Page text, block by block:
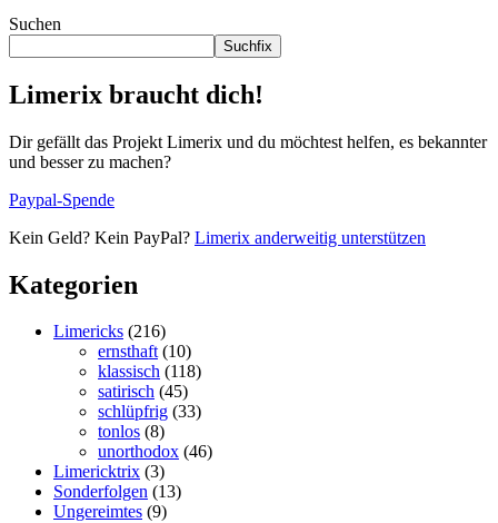
Suchen
Suchfix
Limerix braucht dich!
Dir gefällt das Projekt Limerix und du möchtest helfen, es bekannter
und besser zu machen?
Paypal-Spende
Kein Geld? Kein PayPal? Limerix anderweitig unterstützen
Kategorien
Limericks (216)
ernsthaft(10)
klassisch (118)
satirisch (45)
schlüpfrig (33)
tonlos (8)
unorthodox (46)
Limericktrix (3)
Sonderfolgen (13)
Ungereimtes (9)